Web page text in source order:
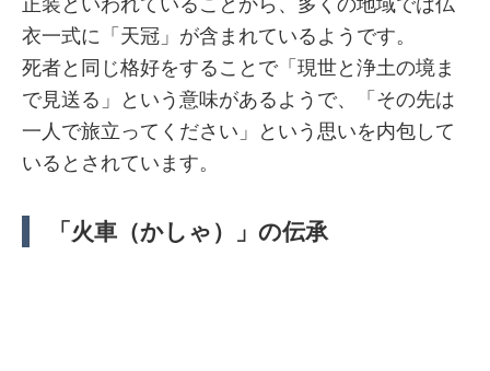
衣一式に「天冠」が含まれているようです。
死者と同じ格好をすることで「現世と浄土の境ま
で見送る」という意味があるようで、「その先は
一人で旅立ってください」という思いを内包して
いるとされています。
「火車（かしゃ）」の伝承